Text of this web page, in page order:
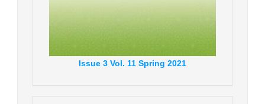
Issue 3 Vol. 11 Spring 2021